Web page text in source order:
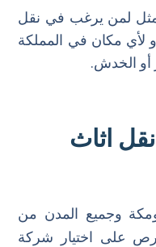
لمن يرغب في نقل
لأي مكان في المملكة
أو الخدش.
اثاث
وجميع المدن من
على اختيار شركة